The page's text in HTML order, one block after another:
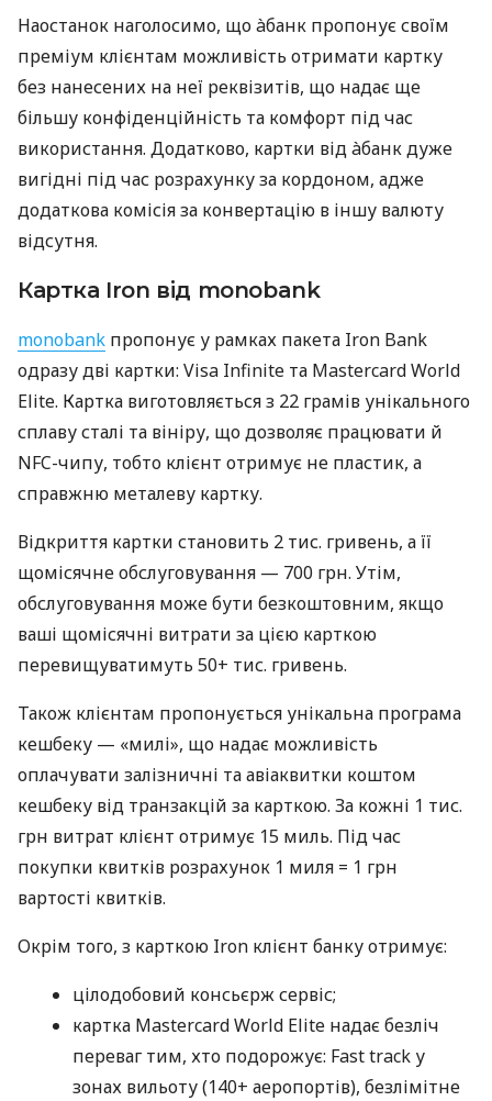
Наостанок наголосимо, що àбанк пропонує своїм
преміум клієнтам можливість отримати картку
без нанесених на неї реквізитів, що надає ще
більшу конфіденційність та комфорт під час
використання. Додатково, картки від àбанк дуже
вигідні під час розрахунку за кордоном, адже
додаткова комісія за конвертацію в іншу валюту
відсутня.
Картка Iron від monobank
monobank пропонує у рамках пакета Iron Bank
одразу дві картки: Visa Infinite та Mastercard World
Elite. Картка виготовляється з 22 грамів унікального
сплаву сталі та вініру, що дозволяє працювати й
NFC-чипу, тобто клієнт отримує не пластик, а
справжню металеву картку.
Відкриття картки становить 2 тис. гривень, а її
щомісячне обслуговування — 700 грн. Утім,
обслуговування може бути безкоштовним, якщо
ваші щомісячні витрати за цією карткою
перевищуватимуть 50+ тис. гривень.
Також клієнтам пропонується унікальна програма
кешбеку — «милі», що надає можливість
оплачувати залізничні та авіаквитки коштом
кешбеку від транзакцій за карткою. За кожні 1 тис.
грн витрат клієнт отримує 15 миль. Під час
покупки квитків розрахунок 1 миля = 1 грн
вартості квитків.
Окрім того, з карткою Iron клієнт банку отримує:
цілодобовий консьєрж сервіс;
картка Mastercard World Elite надає безліч
переваг тим, хто подорожує: Fast track у
зонах вильоту (140+ аеропортів), безлімітне